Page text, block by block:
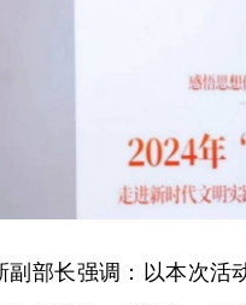
副部长强调：以本次活